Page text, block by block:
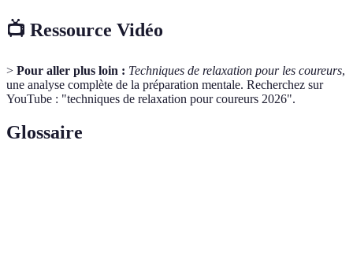
📺 Ressource Vidéo
> Pour aller plus loin : Techniques de relaxation pour les coureurs,
une analyse complète de la préparation mentale. Recherchez sur
YouTube : "techniques de relaxation pour coureurs 2026".
Glossaire